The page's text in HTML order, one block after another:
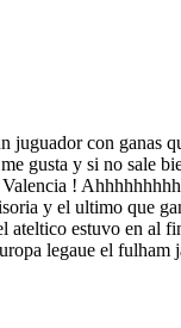
con ganas
gusta y si no sale
!
y el ultimo que
estuvo en
legaue el fulham